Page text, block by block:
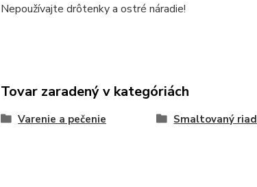
Nepoužívajte drôtenky a ostré náradie!
Tovar zaradený v kategóriách
Varenie a pečenie Smaltovaný riad